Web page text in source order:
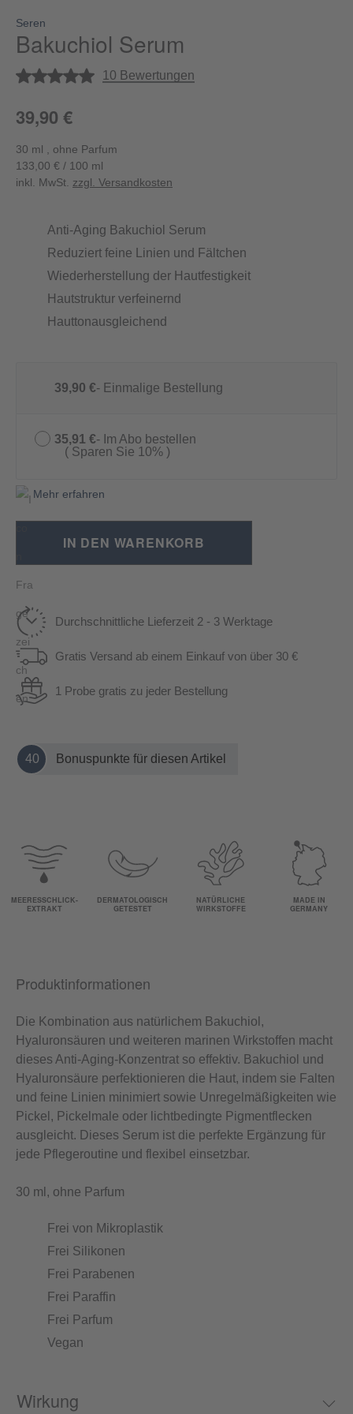
39,90 €
30 ml , ohne Parfum
133,00 € / 100 ml
inkl. MwSt. zzgl. Versandkosten
Anti-Aging Bakuchiol Serum
Reduziert feine Linien und Fältchen
Wiederherstellung der Hautfestigkeit
Hautstruktur verfeinernd
Hauttonausgleichend
Seren
Bakuchiol Serum
Durchschnittliche Bewertung von 5 von 5 Sternen
10 Bewertungen
Einmalige Bestellung
39,90 €
Im Abo bestellen
35,91 €
Sparen Sie 10%
Mehr erfahren
IN DEN WARENKORB
Durchschnittliche Lieferzeit 2 - 3 Werktage
Gratis Versand ab einem Einkauf von über 30 €
1 Probe gratis zu jeder Bestellung
40 Bonuspunkte für diesen Artikel
MEERESSCHLICK-
EXTRAKT
DERMATOLOGISCH
GETESTET
NATÜRLICHE
WIRKSTOFFE
MADE IN
GERMANY
Produktinformationen
Die Kombination aus natürlichem Bakuchiol,
Hyaluronsäuren und weiteren marinen Wirkstoffen macht
dieses Anti-Aging-Konzentrat so effektiv. Bakuchiol und
Hyaluronsäure perfektionieren die Haut, indem sie Falten
und feine Linien minimiert sowie Unregelmäßigkeiten wie
Pickel, Pickelmale oder lichtbedingte Pigmentflecken
ausgleicht. Dieses Serum ist die perfekte Ergänzung für
jede Pflegeroutine und flexibel einsetzbar.
30 ml, ohne Parfum
Frei von Mikroplastik
Frei Silikonen
Frei Parabenen
Frei Paraffin
Frei Parfum
Vegan
Wirkung